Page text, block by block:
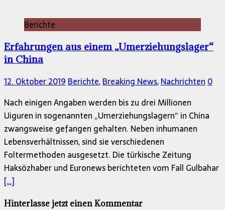
Berichte
Erfahrungen aus einem „Umerziehungslager“
in China
12. Oktober 2019 Berichte,Breaking News,Nachrichten 0
Nach einigen Angaben werden bis zu drei Millionen
Uiguren in sogenannten „Umerziehungslagern“ in China
zwangsweise gefangen gehalten. Neben inhumanen
Lebensverhältnissen, sind sie verschiedenen
Foltermethoden ausgesetzt. Die türkische Zeitung
Haksözhaber und Euronews berichteten vom Fall Gulbahar
[…]
Hinterlasse jetzt einen Kommentar